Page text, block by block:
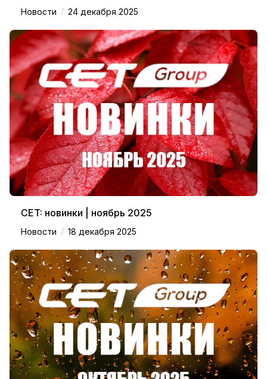
Новости / 24 декабря 2025
CET: новинки | ноябрь 2025
Новости / 18 декабря 2025